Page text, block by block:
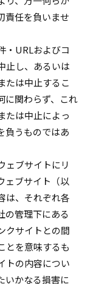
責任を負いませ
・URLおよびコ
止し、あるいは
たは中止するこ
に関わらず、これ
たは中止によっ
負うものではあ
ェブサイトにリ
ェブサイト（以
は、それぞれ各
の管理下にある
クサイトとの間
とを意味するも
トの内容につい
いかなる損害に